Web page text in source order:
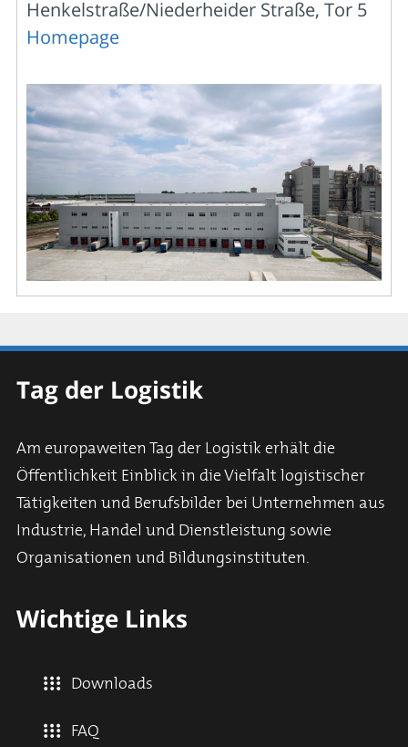
Henkelstraße/Niederheider Straße, Tor 5
Homepage
Tag der Logistik
Am europaweiten Tag der Logistik erhält die
Öffentlichkeit Einblick in die Vielfalt logistischer
Tätigkeiten und Berufsbilder bei Unternehmen aus
Industrie, Handel und Dienstleistung sowie
Organisationen und Bildungsinstituten.
Wichtige Links
Downloads
FAQ